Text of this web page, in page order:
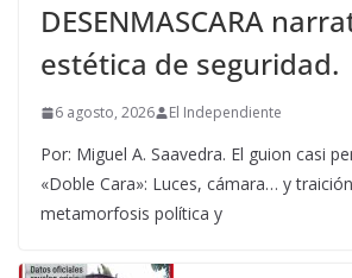
DESENMASCARA
estética de seguridad.
6 agosto, 2026 El Independiente
Por: Miguel A. Saavedra. El guion casi
«Doble Cara»: Luces, cámara… y
metamorfosis política y